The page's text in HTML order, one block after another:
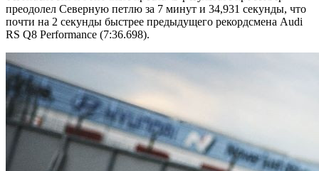
преодолел Северную петлю за 7 минут и 34,931 секунды, что
почти на 2 секунды быстрее предыдущего рекордсмена Audi
RS Q8 Performance (7:36.698).